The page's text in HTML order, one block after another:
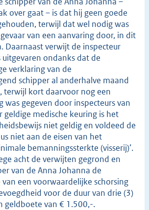
over gaat – is dat hij geen goede
terwijl dat wel nodig was
van een aanvaring door, in dit
Daarnaast verwijt de inspecteur
ondanks dat de
verklaring van de
schipper al anderhalve maand
terwijl kort daarvoor nog een
was gegeven door inspecteurs van
geldige medische keuring is het
niet geldig en voldeed de
niet aan de eisen van het
bemanningssterkte (visserij)’.
acht de verwijten gegrond en
van de Anna Johanna de
een voorwaardelijke schorsing
voor de duur van drie (3)
geldboete van € 1.500,-.